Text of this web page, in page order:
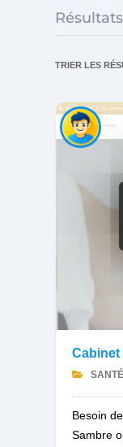
TRIER LES
Cabinet
Besoin
Sambre